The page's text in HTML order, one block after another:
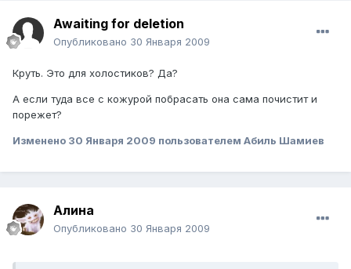
Awaiting for deletion
Опубликовано 30 Января 2009
Круть. Это для холостиков? Да?
А если туда все с кожурой побрасать она сама почистит и
порежет?
Изменено 30 Января 2009 пользователем Абиль Шамиев
Алина
Опубликовано 30 Января 2009